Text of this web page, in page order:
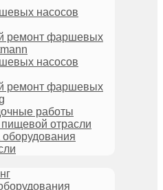
насосов
ремонт фаршевых
насосов
ремонт фаршевых
работы
отрасли
оборудования